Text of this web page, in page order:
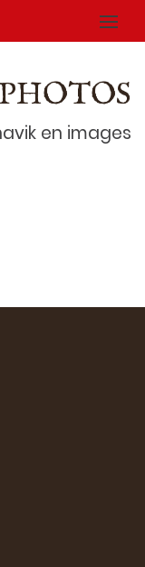
en images